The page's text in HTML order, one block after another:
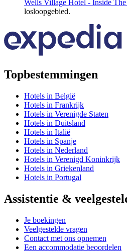
Wells Village Hotel - Inside
losloopgebied.
Topbestemmingen
Hotels in België
Hotels in Frankrijk
Hotels in Verenigde Staten
Hotels in Duitsland
Hotels in Italië
Hotels in Spanje
Hotels in Nederland
Hotels in Verenigd Koninkrijk
Hotels in Griekenland
Hotels in Portugal
Assistentie &
Je boekingen
Veelgestelde vragen
Contact met ons opnemen
Een accommodatie beoordelen